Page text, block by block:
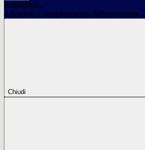
Attendere...
Attendere il completamento dell'operazione...
Chiudi